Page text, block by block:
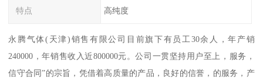
特点 高纯度
永腾气体(天津)销售有限公司目前旗下有员工30余人，年产销
240000，年销售收入近800000元。公司一贯坚持用户至上，服务，
信守合同”的宗旨，凭借着高质量的产品，良好的信誉，的服务，产